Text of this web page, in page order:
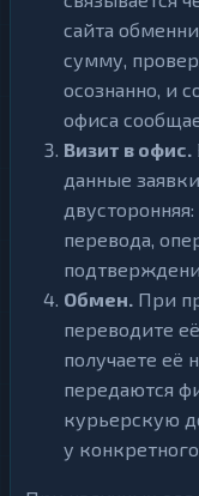
сайта
сумму,
осознанно, и
офиса
Визит в офис.
данные
перевода,
Обмен. При
переводите
получаете её
передаются
курьерскую
у